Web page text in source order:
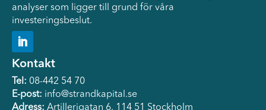
analyser som ligger till grund för våra
investeringsbeslut.
Kontakt
Tel: 08-442 54 70
E-post: info@strandkapital.se
Adress: Artillerigatan 6, 114 51 Stockholm